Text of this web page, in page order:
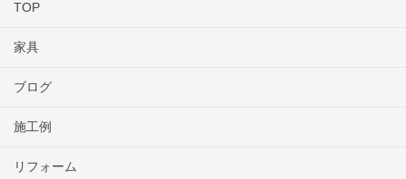
TOP
家具
ブログ
施工例
リフォーム